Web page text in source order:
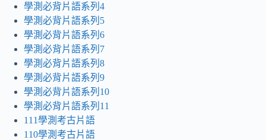
學測必背片語系列4
學測必背片語系列5
學測必背片語系列6
學測必背片語系列7
學測必背片語系列8
學測必背片語系列9
學測必背片語系列10
學測必背片語系列11
111學測考古片語
110學測考古片語